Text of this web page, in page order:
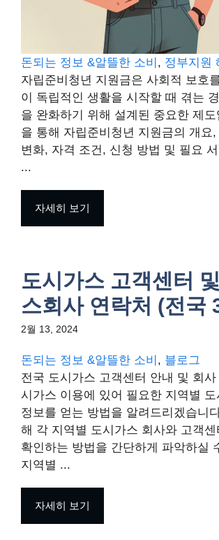
돈되는 정보 &알뜰한 소비 , 정부지원
자립준비청년 지원금은 사회적 보호
이 독립적인 생활을 시작할 때 겪는
을 완화하기 위해 설계된 중요한 제
을 통해 자립준비청년 지원금의 개요,
변화, 자격 조건, 신청 방법 및 필요
...
자세히 보기
도시가스 고객센터
스회사 연락처 (전국
2월 13, 2024
돈되는 정보 &알뜰한 소비 , 블로그
전국 도시가스 고객센터 안내 및 회
시가스 이용에 있어 필요한 지역별
정보를 얻는 방법을 알려드리겠습니
해 각 지역별 도시가스 회사와 고객
확인하는 방법을 간단하게 파악하실
지역별 ...
자세히 보기